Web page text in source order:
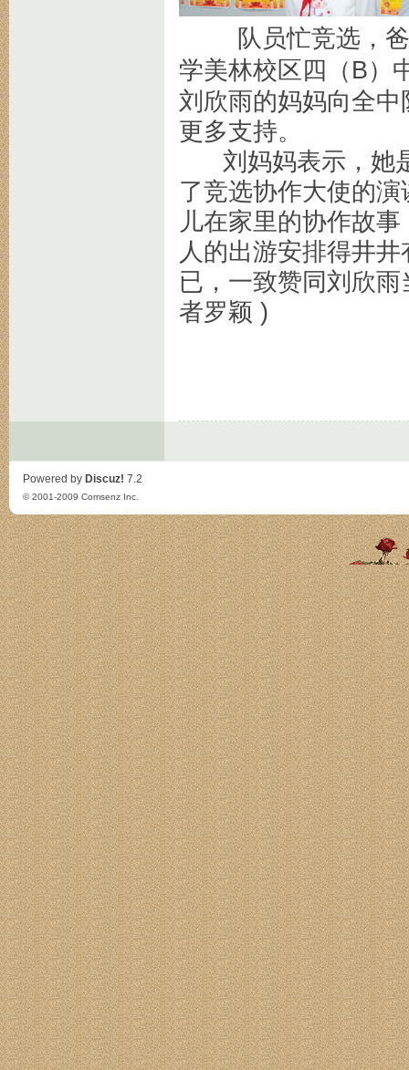
队员忙竞选，爸
学美林校区四（B）
刘欣雨的妈妈向全
更多支持。
刘妈妈表示，她是
了竞选协作大使的
儿在家里的协作故
人的出游安排得井
已，一致赞同刘欣
者罗颖 )
Powered by Discuz! 7.2
© 2001-2009 Comsenz Inc.